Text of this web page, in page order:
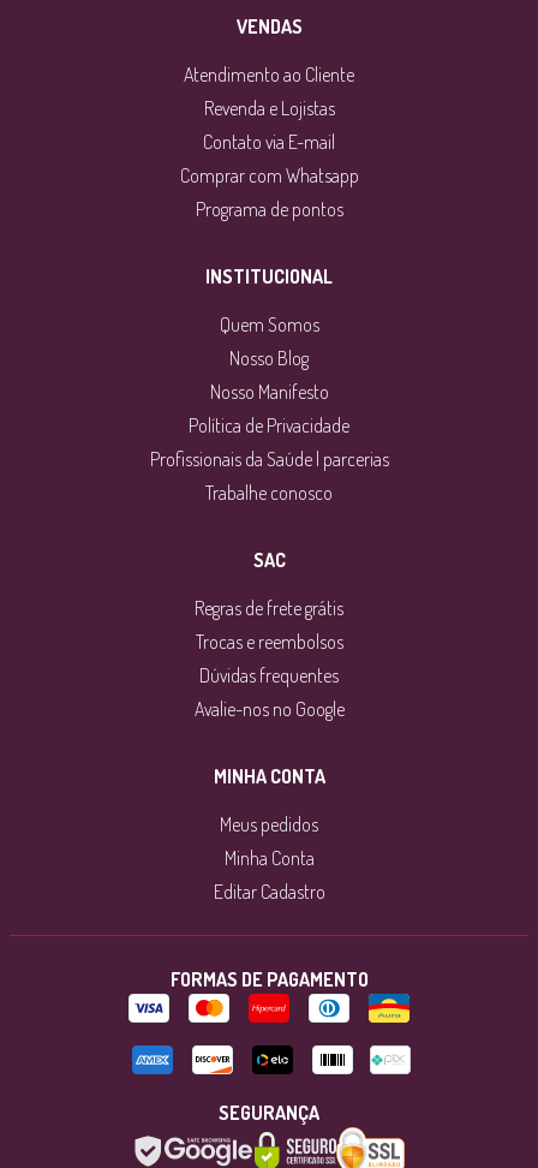
VENDAS
Atendimento ao Cliente
Revenda e Lojistas
Contato via E-mail
Comprar com Whatsapp
Programa de pontos
INSTITUCIONAL
Quem Somos
Nosso Blog
Nosso Manifesto
Política de Privacidade
Profissionais da Saúde | parcerias
Trabalhe conosco
SAC
Regras de frete grátis
Trocas e reembolsos
Dúvidas frequentes
Avalie-nos no Google
MINHA CONTA
Meus pedidos
Minha Conta
Editar Cadastro
FORMAS DE PAGAMENTO
SEGURANÇA